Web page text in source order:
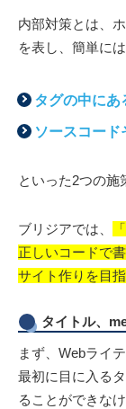
内部対策とは、
を表し、簡単には
タグの中にあ
ソースコード
といった2つの施
ブリジアでは、
正しいコードで
サイト作りを目指
タイトル、
まず、Webライ
最初に目に入る
ることができな